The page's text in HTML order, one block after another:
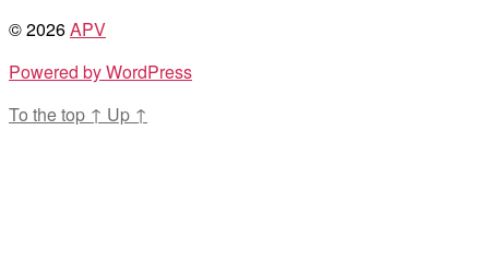
© 2026APV
Powered by WordPress
To the top ↑ Up ↑